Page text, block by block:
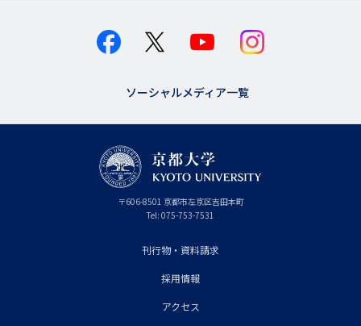
ソーシャルメディア一覧
〒606-8501 京
都
府
京都市左京区吉田本町
Tel: 075-753-7531
刊行物・資料請求
採用情報
アクセス